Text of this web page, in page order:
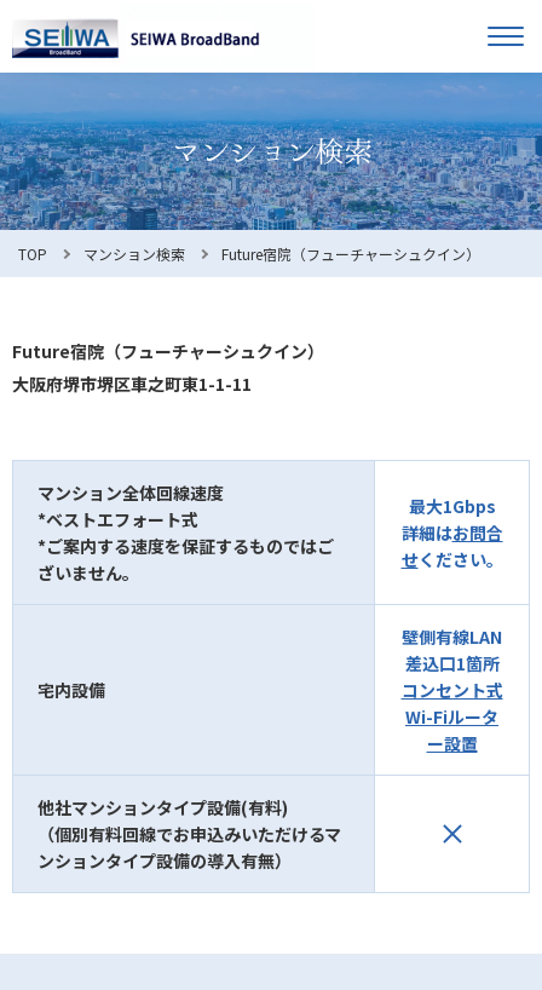
オーナー様へ
入居者様へ
お知らせ
利用規約
お問合せ マンション検索
TOP マンション検索 Future宿院（フューチャーシュクイン）
Future宿院（フューチャーシュクイン）
大阪府堺市堺区車之町東1-1-11
マンション全体回線速度
*ベストエフォート式
*ご案内する速度を保証するものではご
ざいません。
最大1Gbps
詳細はお問合
せください。
宅内設備
壁側有線LAN
差込口1箇所
コンセント式
Wi-Fiルータ
ー設置
他社マンションタイプ設備(有料)
（個別有料回線でお申込みいただけるマ
ンションタイプ設備の導入有無）